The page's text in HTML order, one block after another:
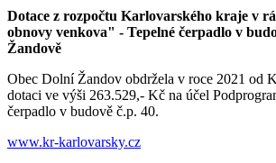
Dotace z rozpočtu Karlovarského kraje v
obnovy venkova" - Tepelné čerpadlo v
Žandově
Obec Dolní Žandov obdržela v roce 2021 od
dotaci ve výši 263.529,- Kč na účel
čerpadlo v budově č.p. 40.
www.kr-karlovarsky.cz